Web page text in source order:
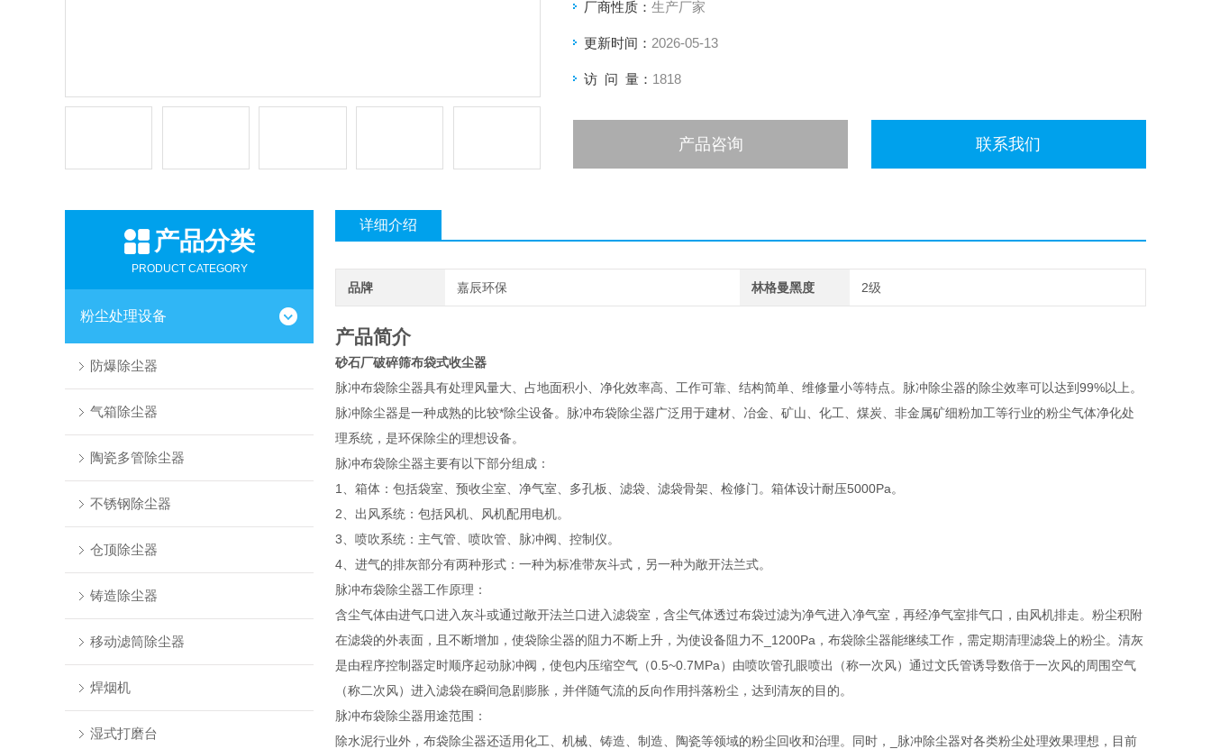
厂商性质： 生产厂家
更新时间： 2026-05-13
访 问 量： 1818
产品咨询 联系我们
产品分类
PRODUCT CATEGORY
粉尘处理设备
防爆除尘器
气箱除尘器
陶瓷多管除尘器
不锈钢除尘器
仓顶除尘器
铸造除尘器
移动滤筒除尘器
焊烟机
湿式打磨台
详细介绍
品牌 嘉辰环保 林格曼黑度 2级
产品简介
砂石厂破碎筛布袋式收尘器
脉冲布袋除尘器具有处理风量大、占地面积小、净化效率高、工作可靠、结构简单、维修量小等特点。脉冲除尘器的除尘效率可以达到99%以上。
脉冲除尘器是一种成熟的比较*除尘设备。脉冲布袋除尘器广泛用于建材、冶金、矿山、化工、煤炭、非金属矿细粉加工等行业的粉尘气体净化处
理系统，是环保除尘的理想设备。
脉冲布袋除尘器主要有以下部分组成：
1、箱体：包括袋室、预收尘室、净气室、多孔板、滤袋、滤袋骨架、检修门。箱体设计耐压5000Pa。
2、出风系统：包括风机、风机配用电机。
3、喷吹系统：主气管、喷吹管、脉冲阀、控制仪。
4、进气的排灰部分有两种形式：一种为标准带灰斗式，另一种为敞开法兰式。
脉冲布袋除尘器工作原理：
含尘气体由进气口进入灰斗或通过敞开法兰口进入滤袋室，含尘气体透过布袋过滤为净气进入净气室，再经净气室排气口，由风机排走。粉尘积附
在滤袋的外表面，且不断增加，使袋除尘器的阻力不断上升，为使设备阻力不_1200Pa，布袋除尘器能继续工作，需定期清理滤袋上的粉尘。清灰
是由程序控制器定时顺序起动脉冲阀，使包内压缩空气（0.5~0.7MPa）由喷吹管孔眼喷出（称一次风）通过文氏管诱导数倍于一次风的周围空气
（称二次风）进入滤袋在瞬间急剧膨胀，并伴随气流的反向作用抖落粉尘，达到清灰的目的。
脉冲布袋除尘器用途范围：
除水泥行业外，布袋除尘器还适用化工、机械、铸造、制造、陶瓷等领域的粉尘回收和治理。同时，_脉冲除尘器对各类粉尘处理效果理想，目前